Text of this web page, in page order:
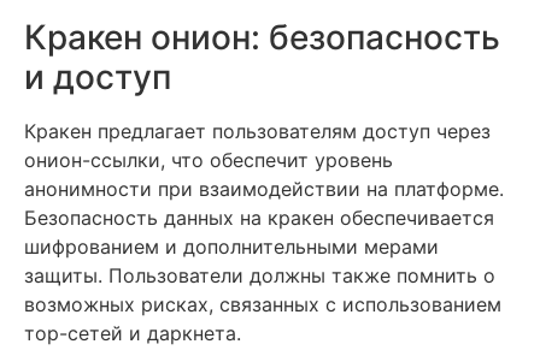
Кракен онион: безопасность
и доступ
Кракен предлагает пользователям доступ через
онион-ссылки, что обеспечит уровень
анонимности при взаимодействии на платформе.
Безопасность данных на кракен обеспечивается
шифрованием и дополнительными мерами
защиты. Пользователи должны также помнить о
возможных рисках, связанных с использованием
тор-сетей и даркнета.